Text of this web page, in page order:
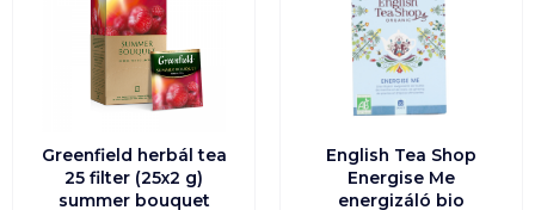
Greenfield herbál tea
25 filter (25x2 g)
summer bouquet
English Tea Shop
Energise Me
energizáló bio